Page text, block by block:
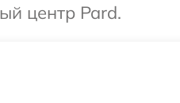
центр Pard.